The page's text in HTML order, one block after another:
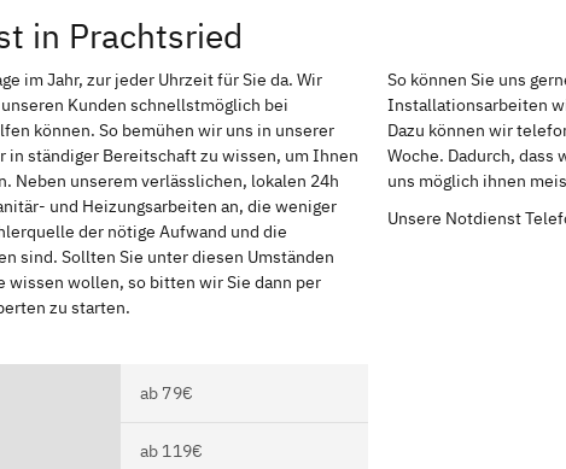
in Prachtsried
im Jahr, zur jeder Uhrzeit für Sie da. Wir
Kunden schnellstmöglich bei
können. So bemühen wir uns in unserer
in ständiger Bereitschaft zu wissen, um Ihnen
Neben unserem verlässlichen, lokalen 24h
und Heizungsarbeiten an, die weniger
der nötige Aufwand und die
sind. Sollten Sie unter diesen Umständen
wissen wollen, so bitten wir Sie dann per
zu starten.
So können Sie uns
Installationsarbeiten
Dazu können wir
Woche. Dadurch, dass
uns möglich ihnen
Unsere Notdienst
ab 79€
ab 119€